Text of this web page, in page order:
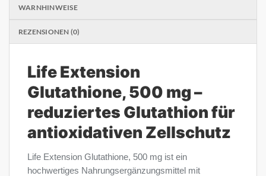
WARNHINWEISE
REZENSIONEN (0)
Life Extension
Glutathione, 500 mg –
reduziertes Glutathion für
antioxidativen Zellschutz
Life Extension Glutathione, 500 mg ist ein
hochwertiges Nahrungsergänzungsmittel mit